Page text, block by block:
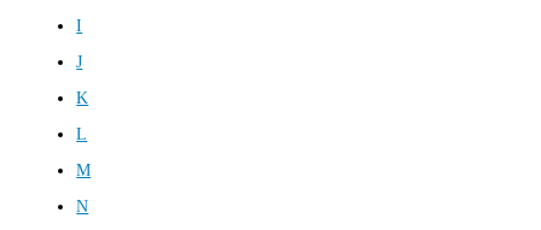
I
J
K
L
M
N